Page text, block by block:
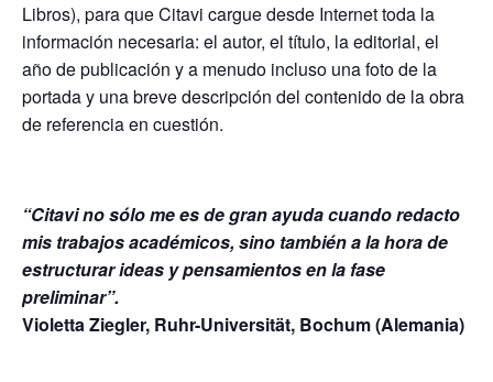
Libros), para que Citavi cargue desde Internet toda la
información necesaria: el autor, el título, la editorial, el
año de publicación y a menudo incluso una foto de la
portada y una breve descripción del contenido de la obra
de referencia en cuestión.
“Citavi no sólo me es de gran ayuda cuando redacto
mis trabajos académicos, sino también a la hora de
estructurar ideas y pensamientos en la fase
preliminar”.
Violetta Ziegler, Ruhr-Universität, Bochum (Alemania)